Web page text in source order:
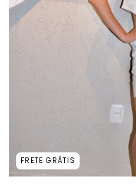
FRETE GRÁTIS